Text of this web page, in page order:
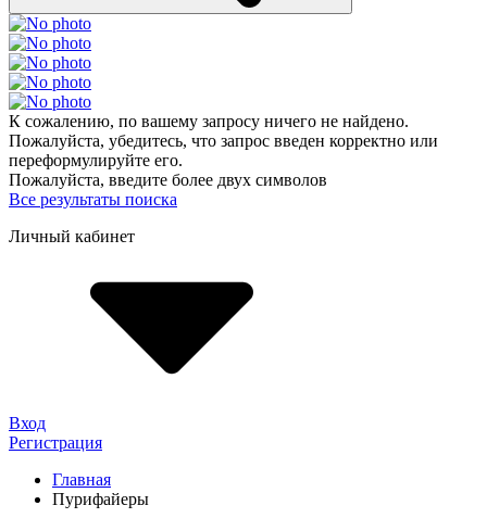
К сожалению, по вашему запросу ничего не найдено.
Пожалуйста, убедитесь, что запрос введен корректно или
переформулируйте его.
Пожалуйста, введите более двух символов
Все результаты поиска
Личный кабинет
Вход
Регистрация
Главная
Пурифайеры